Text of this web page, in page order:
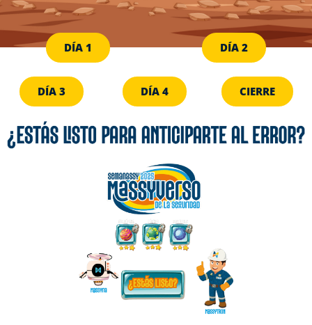
DÍA 1 DÍA 2
DÍA 3 DÍA 4 CIERRE